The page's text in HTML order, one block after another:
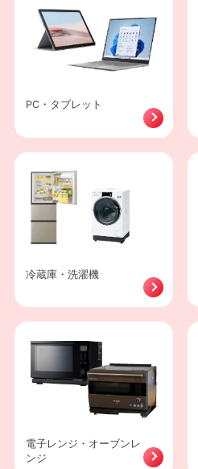
PC・タブレット
冷蔵庫・洗濯機
電子レンジ・オーブンレ
ンジ